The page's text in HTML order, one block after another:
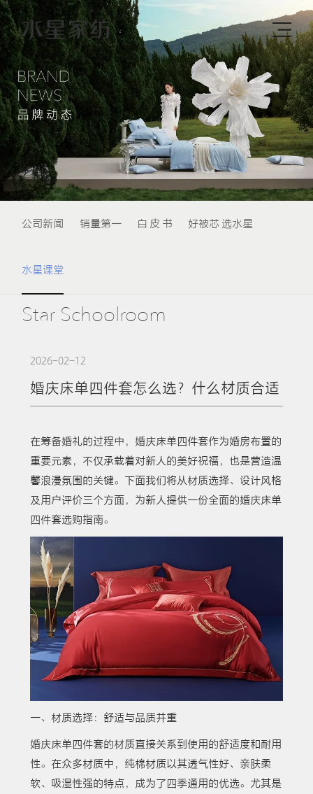
公司新闻 销量第一 白 皮 书 好被芯 选水星
水星课堂
Star Schoolroom
2026-02-12
婚庆床单四件套怎么选？什么材质合适
在筹备婚礼的过程中，婚庆床单四件套作为婚房布置的
重要元素，不仅承载着对新人的美好祝福，也是营造温
馨浪漫氛围的关键。下面我们将从材质选择、设计风格
及用户评价三个方面，为新人提供一份全面的婚庆床单
四件套选购指南。
一、材质选择：舒适与品质并重
婚庆床单四件套的材质直接关系到使用的舒适度和耐用
性。在众多材质中，纯棉材质以其透气性好、亲肤柔
软、吸湿性强的特点，成为了四季通用的优选。尤其是